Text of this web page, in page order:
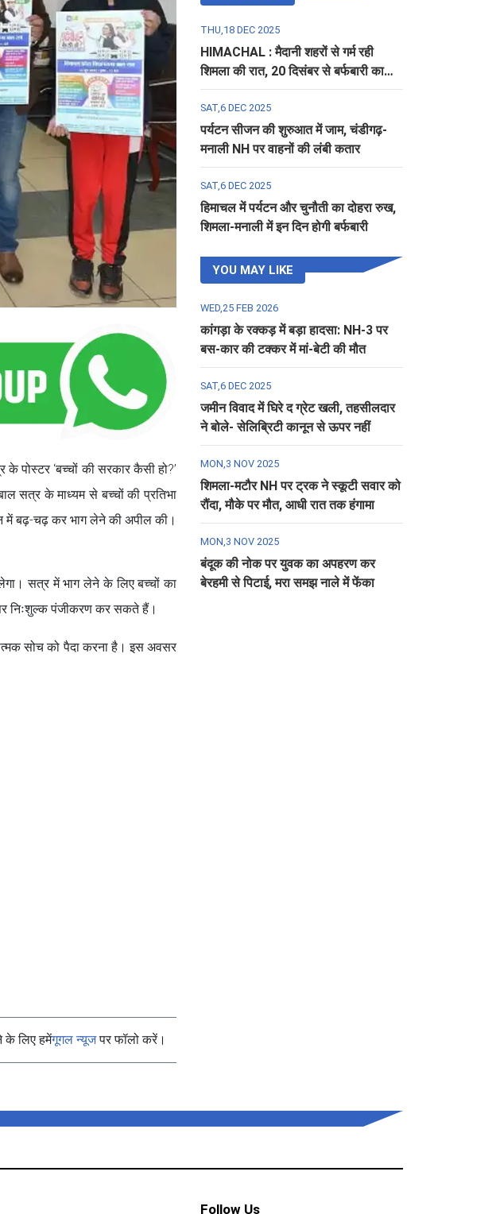
पोस्टर ‘बच्चों की सरकार कैसी हो?’
सत्र के माध्यम से बच्चों की प्रतिभा
में बढ़-चढ़ कर भाग लेने की अपील की।
सत्र में भाग लेने के लिए बच्चों का
निःशुल्क पंजीकरण कर सकते हैं।
सोच को पैदा करना है। इस अवसर
के लिए हमेंगूगल न्यूजपर फॉलो करें।
THU,18 DEC 2025
HIMACHAL : मैदानी शहरों से गर्म रही
शिमला की रात, 20 दिसंबर से बर्फबारी का
अलर्ट
SAT,6 DEC 2025
पर्यटन सीजन की शुरुआत में जाम, चंडीगढ़-
मनाली NH पर वाहनों की लंबी कतार
SAT,6 DEC 2025
हिमाचल में पर्यटन और चुनौती का दोहरा रुख,
शिमला-मनाली में इन दिन होगी बर्फबारी
YOU MAY LIKE
WED,25 FEB 2026
कांगड़ा के रक्कड़ में बड़ा हादसा: NH-3 पर
बस-कार की टक्कर में मां-बेटी की मौत
SAT,6 DEC 2025
जमीन विवाद में घिरे द ग्रेट खली, तहसीलदार
ने बोले- सेलिब्रिटी कानून से ऊपर नहीं
MON,3 NOV 2025
शिमला-मटौर NH पर ट्रक ने स्कूटी सवार को
रौंदा, मौके पर मौत, आधी रात तक हंगामा
MON,3 NOV 2025
बंदूक की नोक पर युवक का अपहरण कर
बेरहमी से पिटाई, मरा समझ नाले में फेंका
Follow Us